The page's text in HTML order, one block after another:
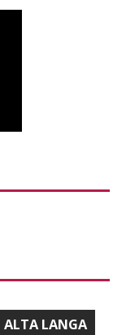
ALTA LANGA